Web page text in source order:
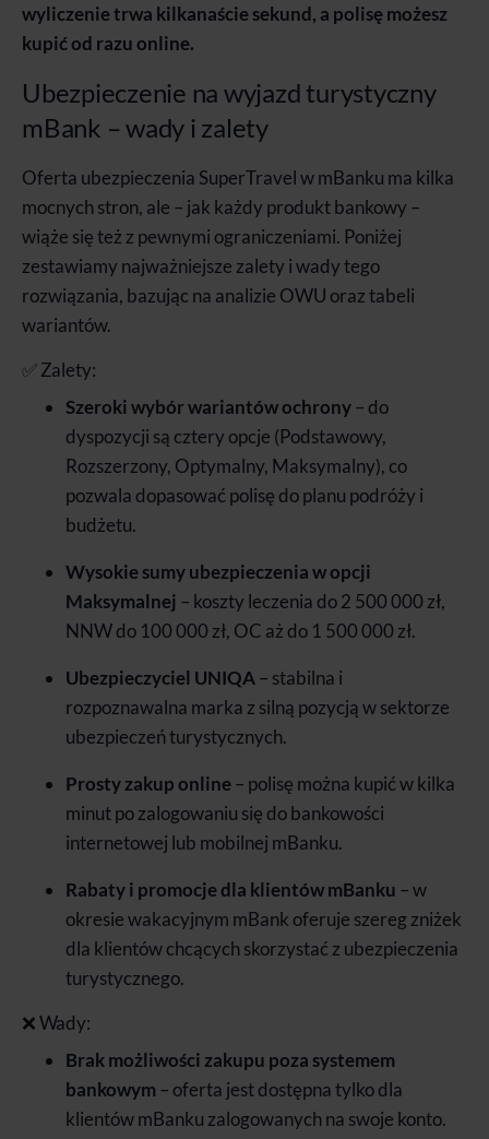
wyliczenie trwa kilkanaście sekund, a polisę możesz
kupić od razu online.
Ubezpieczenie na wyjazd turystyczny
mBank – wady i zalety
Oferta ubezpieczenia SuperTravel w mBanku ma kilka
mocnych stron, ale – jak każdy produkt bankowy –
wiąże się też z pewnymi ograniczeniami. Poniżej
zestawiamy najważniejsze zalety i wady tego
rozwiązania, bazując na analizie OWU oraz tabeli
wariantów.
✅ Zalety:
Szeroki wybór wariantów ochrony– do
dyspozycji są cztery opcje (Podstawowy,
Rozszerzony, Optymalny, Maksymalny), co
pozwala dopasować polisę do planu podróży i
budżetu.
Wysokie sumy ubezpieczenia w opcji
Maksymalnej – koszty leczenia do 2 500 000 zł,
NNW do 100 000 zł, OC aż do 1 500 000 zł.
Ubezpieczyciel UNIQA– stabilna i
rozpoznawalna marka z silną pozycją w sektorze
ubezpieczeń turystycznych.
Prosty zakup online– polisę można kupić w kilka
minut po zalogowaniu się do bankowości
internetowej lub mobilnej mBanku.
Rabaty i promocje dla klientów mBanku – w
okresie wakacyjnym mBank oferuje szereg zniżek
dla klientów chcących skorzystać z ubezpieczenia
turystycznego.
❌ Wady:
Brak możliwości zakupu poza systemem
bankowym – oferta jest dostępna tylko dla
klientów mBanku zalogowanych na swoje konto.